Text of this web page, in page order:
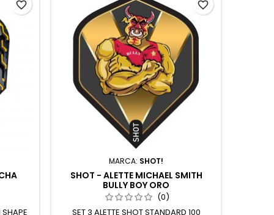
favorite_border
MARCA: SHOT!
SHOT - ALETTE MICHAEL SMITH
BULLY BOY ORO
(0)
SET 3 ALETTE SHOT STANDARD 100
favorite_border